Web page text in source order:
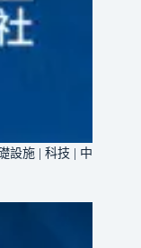
設施 | 科技 | 中